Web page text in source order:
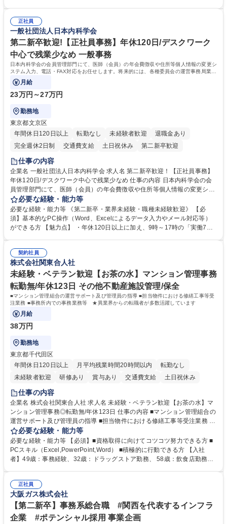
道路施設や道路工事現場の見学ツアー事業 ※入社後は上記いずれかの部門
へ配属。※業務内容変更の範囲：会社の定める業務 募集職種 【都庁グル
ープ】総合職（事務）◇残業月平均9時間未満／有給年平均16日取得
部門など多岐に渡る業務を経験できます。 ■様々なプロジェクト：駐車場
事業の他、新宿駅西口広場内に設置された照明を兼ねた広告「ブライトサ
イン」の管理運営を行うなど、事業収益を生み出す活動を積極的に行って
います。 学歴・資格 学歴：大学院 大学 高専 短大 専修学校 高校 語学力：
資格：
正社員
一般社団法人日本内科学会
第二新卒歓迎!【正社員事務】年休120日/デスクワーク
中心で残業少なめ 一般事務
日本内科学会の会員管理部門にて、医師（会員）の年会費徴収や住所等個人情報の変更シ
ステム入力、電話・FAX対応をお任せします。将来的には、各種委員会の運営事務局業務
などにも幅広く携わっていただきます。
月給
23万円～27万円
勤務地
東京都文京区
年間休日120日以上
転勤なし 未経験者歓迎
退職金あり
完全週休2日制
交通費支給 土日祝休み 第二新卒歓迎
仕事の内容
企業名 一般社団法人日本内科学会 求人名 第二新卒歓迎！【正社員事務】
年休120日/デスクワーク中心で残業少なめ 仕事の内容 日本内科学会の会
員管理部門にて、医師（会員）の年会費徴収や住所等個人情報の変更シス
テム入力、電話・FAX対応をお任せします。将来的には、各種委員会の運
営事務局業務などにも幅広く携わっていただきます。 【会員管理・データ
入力業務】 ・医師（会員）の住所変更、個人情報のシステム登録・更新
・年会費の徴収管理や入金データの照合確認 【問い合わせ対応】 ・会員
年休120日/デスクワーク中心で残業少なめ
必要な経験・能力等
必要な経験・能力等 《第二新卒・業界未経験・職種未経験歓迎》 【必
須】基本的なPC操作（Word、Excelによるデータ入力やメール対応等）
ができる方 【魅力点】 ・年休120日以上に加え、9時～17時の「実働7時
整、資料作成、当日の運営サポート 学歴・資格 学歴：大学院 大学 語学
力： 資格：
契約社員
株式会社関東合人社
未経験・ベテラン歓迎【お茶の水】マンション管理事務
転勤無/年休123日 その他不動産施設管理/保全
■マンション管理組合の運営サポート及び管理員の指導 ■担当物件における修繕工事等受
注業務 ■事務所内での事務業務等 ★異業界からの転職者が多数活躍しています
月給
38万円
勤務地
東京都千代田区
年間休日120日以上
月平均残業時間20時間以内
転勤なし
未経験者歓迎
研修あり 賞与あり 交通費支給 土日祝休み
仕事の内容
企業名 株式会社関東合人社 求人名 未経験・ベテラン歓迎【お茶の水】マ
ンション管理事務◎転勤無/年休123日 仕事の内容 ■マンション管理組合の
運営サポート及び管理員の指導 ■担当物件における修繕工事等受注業務 ■
事務所内での事務業務等 ★異業界からの転職者が多数活躍しています
【年収補足】532万円 ＋別途インセンティヴで平均約100万円/年（昨年度
実績） ＋管理業務主任者資格手当50,000円/月 ★親会社である株式会社合
人社計画研究所社のグループ会社として、質の高いサービスと適性価格を
無/年休123日
必要な経験・能力等
必要な経験・能力等 【必須】■資格取得に向けてコツコツ努力できる方 ■
PCスキル（Excel,PowerPoint,Word） ■積極的に行動できる方 【入社
者】49歳：事務経験、32歳：ドラッグストア勤務、 58歳：飲食店勤務
得出来ております！ 【魅力】■フレックス制度、未経験からでも下限年収
を一律支給！ ■管理業務主任者資格取得後には50,000円/月の手当あり！
学歴・資格 学歴：大学院 大学 高専 短大 専修学校 高校 語学力： 資格：第
一種運転免許普通自動車
正社員
大阪ガス株式会社
【第二新卒】事務系総合職 #関西を代表するインフラ
企業 #ポテンシャル採用 事業企画